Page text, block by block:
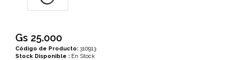
Gs 25.000
Código de Producto: 310913
Stock Disponible : En Stock